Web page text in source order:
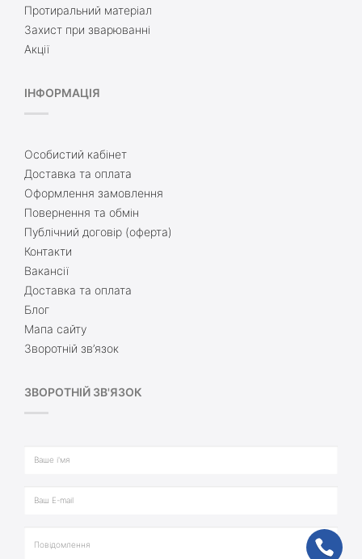
Протиральний матеріал
Захист при зварюванні
Акції
ІНФОРМАЦІЯ
Особистий кабінет
Доставка та оплата
Оформлення замовлення
Повернення та обмін
Публічний договір (оферта)
Контакти
Вакансії
Доставка та оплата
Блог
Мапа сайту
Зворотній зв’язок
ЗВОРОТНІЙ ЗВ'ЯЗОК
ph